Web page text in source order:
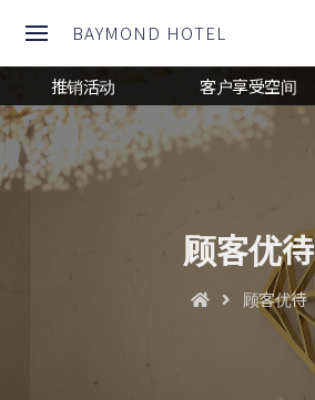
BAYMOND HOTEL
推销活动 客户享受空间
顾客优待
顾客优待